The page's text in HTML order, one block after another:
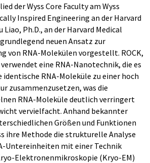
der Wyss Core Faculty am Wyss
Inspired Engineering an der Harvard
Liao, Ph.D., an der Harvard Medical
neuen Ansatz zur
von RNA-Molekülen vorgestellt. ROCK,
eine RNA-Nanotechnik, die es
RNA-Moleküle zu einer hoch
zusammenzusetzen, was die
RNA-Moleküle deutlich verringert
vervielfacht. Anhand bekannter
Größen und Funktionen
ihre Methode die strukturelle Analyse
Untereinheiten mit einer Technik
Elektronenmikroskopie (Kryo-EM)